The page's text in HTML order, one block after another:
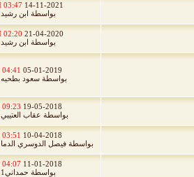
14-11-2021
03:47 AM
بواسطة ابن رشيد
21-04-2020
02:20 AM
بواسطة ابن رشيد
05-01-2019
04:41 PM
بواسطة سعود بطحيه
19-05-2018
09:23 PM
بواسطة عقاب العتيبي
10-04-2018
03:51 PM
بواسطة فيصل الدوسري الدما
11-01-2018
04:07 PM
بواسطة حمداني1